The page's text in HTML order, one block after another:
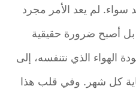
سواء. لم يعد الأمر مجرد
أصبح ضرورة حقيقية
الذي نتنفسه، إلى
كل شهر. وفي قلب هذا